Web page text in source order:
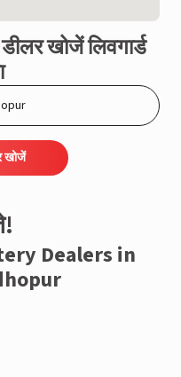
खोजें लिवगार्ड
खोजें
Dealers in